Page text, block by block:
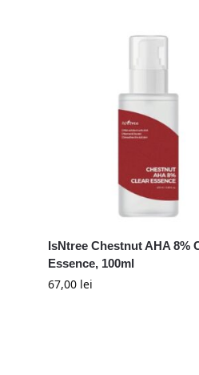
IsNtree Chestnut AHA 8%
Essence, 100ml
67,00 lei